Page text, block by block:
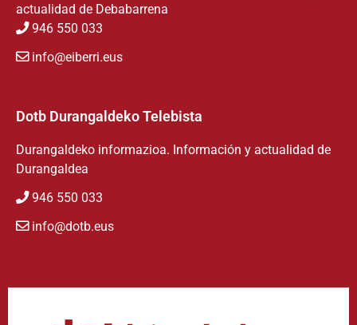
actualidad de Debabarrena
946 550 033
info@eiberri.eus
Dotb Durangaldeko Telebista
Durangaldeko informazioa. Información y actualidad de
Durangaldea
946 550 033
info@dotb.eus